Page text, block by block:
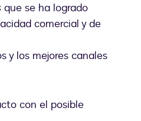
que se ha logrado
comercial y de
y los mejores canales
con el posible